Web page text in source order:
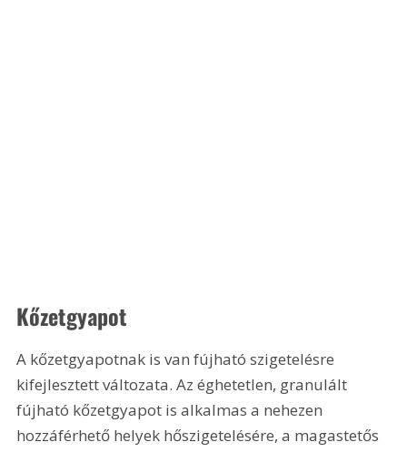
Kőzetgyapot
A kőzetgyapotnak is van fújható szigetelésre
kifejlesztett változata. Az éghetetlen, granulált
fújható kőzetgyapot is alkalmas a nehezen
hozzáférhető helyek hőszigetelésére, a magastetős